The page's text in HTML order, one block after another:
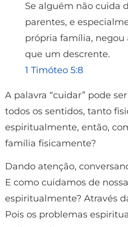
Se alguém não cuida
parentes, e
própria família, negou
que um descrente.
1 Timóteo 5:8
A palavra “cuidar” pode
todos os sentidos, tanto
espiritualmente, então,
família fisicamente?
Dando atenção,
E como cuidamos de
espiritualmente? Através
Pois os problemas